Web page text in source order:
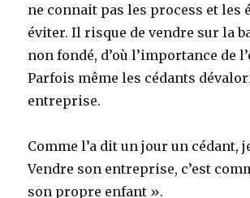
ne connait pas les process et les
éviter. Il risque de vendre sur la
non fondé, d’où l’importance de
Parfois même les cédants
entreprise.
Comme l’a dit un jour un cédant,
Vendre son entreprise, c’est
son propre enfant ».